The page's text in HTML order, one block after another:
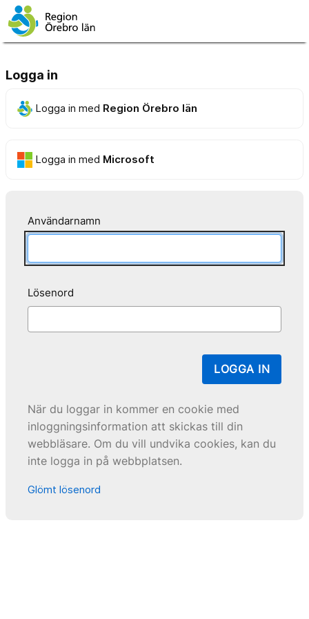
Logga in
Logga in med Region Örebro län
Logga in med Microsoft
Användarnamn
Lösenord
LOGGA IN
När du loggar in kommer en cookie med
inloggningsinformation att skickas till din
webbläsare. Om du vill undvika cookies, kan du
inte logga in på webbplatsen.
Glömt lösenord